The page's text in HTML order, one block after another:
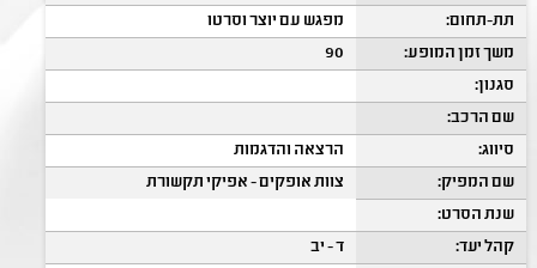
תת-תחום:
מפגש עם יוצר וסרטו
משך זמן המופע:
90
סגנון:
שם הרכב:
סיווג:
הרצאה והדגמות
שם המפיק:
צוות אופקים - אפיקי תקשורת
שנת הסרט:
קהל יעד:
ד - יב